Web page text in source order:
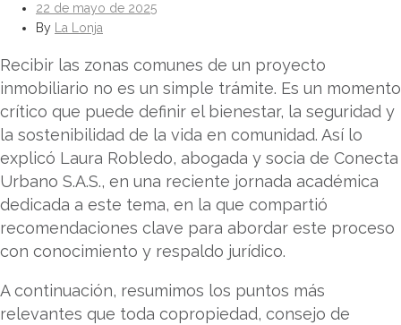
22 de mayo de 2025
By La Lonja
Recibir las zonas comunes de un proyecto
inmobiliario no es un simple trámite. Es un momento
crítico que puede definir el bienestar, la seguridad y
la sostenibilidad de la vida en comunidad. Así lo
explicó Laura Robledo, abogada y socia de Conecta
Urbano S.A.S., en una reciente jornada académica
dedicada a este tema, en la que compartió
recomendaciones clave para abordar este proceso
con conocimiento y respaldo jurídico.
A continuación, resumimos los puntos más
relevantes que toda copropiedad, consejo de